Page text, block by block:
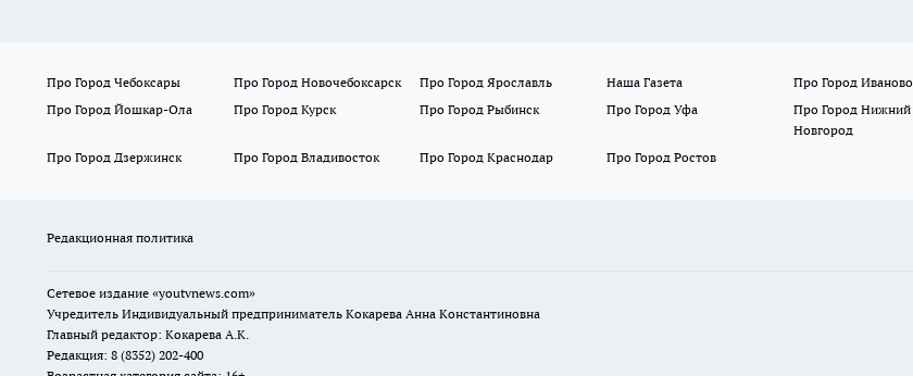
Про Город Чебоксары Про Город Новочебоксарск Про Город Ярославль Наша Газета
Про Город Иваново
Про Город Йошкар-Ола
Про Город Курск Про Город Рыбинск Про Город Уфа
Про Город Нижний
Новгород
Про Город Дзержинск
Про Город Владивосток Про Город Краснодар Про Город Ростов
Редакционная политика
Сетевое издание «youtvnews.com»
Учредитель Индивидуальный предприниматель Кокарева Анна Константиновна
Главный редактор: Кокарева А.К.
Редакция: 8 (8352) 202-400